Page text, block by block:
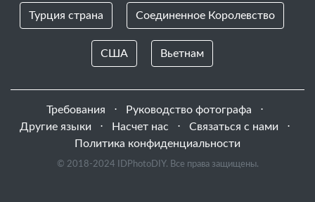
Турция страна Соединенное Королевство
США Вьетнам
Требования ⋅ Руководство фотографа
⋅
Другие языки
⋅ Насчет нас ⋅ Связаться с нами
⋅
Политика конфиденциальности
© 2018-2024 IDPhotoDIY. Все права защищены.